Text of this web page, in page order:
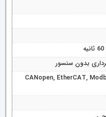
CANopen, EtherCAT,